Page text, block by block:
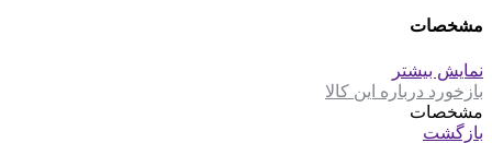
مشخصات
نمایش بیشتر
بازخورد درباره این کالا
مشخصات
بازگشت